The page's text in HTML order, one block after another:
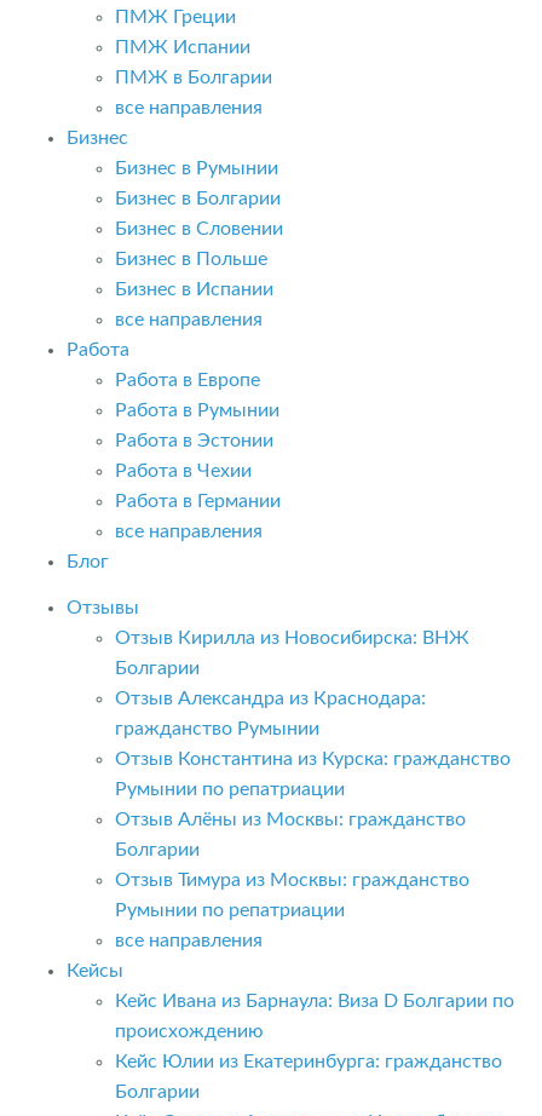
ПМЖ Греции
ПМЖ Испании
ПМЖ в Болгарии
все направления
Бизнес
Бизнес в Румынии
Бизнес в Болгарии
Бизнес в Словении
Бизнес в Польше
Бизнес в Испании
все направления
Работа
Работа в Европе
Работа в Румынии
Работа в Эстонии
Работа в Чехии
Работа в Германии
все направления
Блог
Отзывы
Отзыв Кирилла из Новосибирска: ВНЖ
Болгарии
Отзыв Александра из Краснодара:
гражданство Румынии
Отзыв Константина из Курска: гражданство
Румынии по репатриации
Отзыв Алёны из Москвы: гражданство
Болгарии
Отзыв Тимура из Москвы: гражданство
Румынии по репатриации
все направления
Кейсы
Кейс Ивана из Барнаула: Виза D Болгарии по
происхождению
Кейс Юлии из Екатеринбурга: гражданство
Болгарии